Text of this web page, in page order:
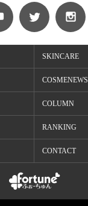
SKINCARE
COSMENEWS
COLUMN
RANKING
CONTACT